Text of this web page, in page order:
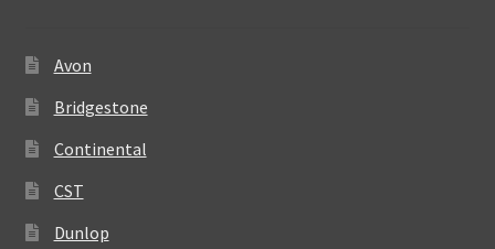
Avon
Bridgestone
Continental
CST
Dunlop